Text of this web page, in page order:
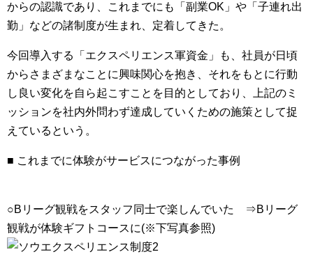
からの認識であり、これまでにも「副業OK」や「子連れ出
勤」などの諸制度が生まれ、定着してきた。
今回導入する「エクスペリエンス軍資金」も、社員が日頃
からさまざまなことに興味関心を抱き、それをもとに行動
し良い変化を自ら起こすことを目的としており、上記のミ
ッションを社内外問わず達成していくための施策として捉
えているという。
■ これまでに体験がサービスにつながった事例
○Bリーグ観戦をスタッフ同士で楽しんでいた ⇒Bリーグ
観戦が体験ギフトコースに(※下写真参照)